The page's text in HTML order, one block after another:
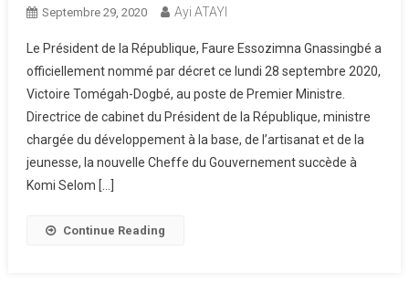
Septembre 29, 2020 Ayi ATAYI
Le Président de la République, Faure Essozimna Gnassingbé a
officiellement nommé par décret ce lundi 28 septembre 2020,
Victoire Tomégah-Dogbé, au poste de Premier Ministre.
Directrice de cabinet du Président de la République, ministre
chargée du développement à la base, de l’artisanat et de la
jeunesse, la nouvelle Cheffe du Gouvernement succède à
Komi Selom […]
Continue Reading